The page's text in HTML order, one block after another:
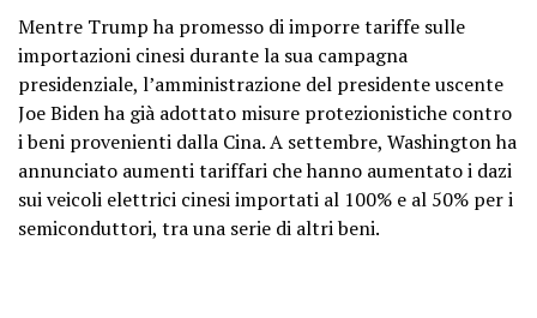
Mentre Trump ha promesso di imporre tariffe sulle
importazioni cinesi durante la sua campagna
presidenziale, l’amministrazione del presidente uscente
Joe Biden ha già adottato misure protezionistiche contro
i beni provenienti dalla Cina. A settembre, Washington ha
annunciato aumenti tariffari che hanno aumentato i dazi
sui veicoli elettrici cinesi importati al 100% e al 50% per i
semiconduttori, tra una serie di altri beni.